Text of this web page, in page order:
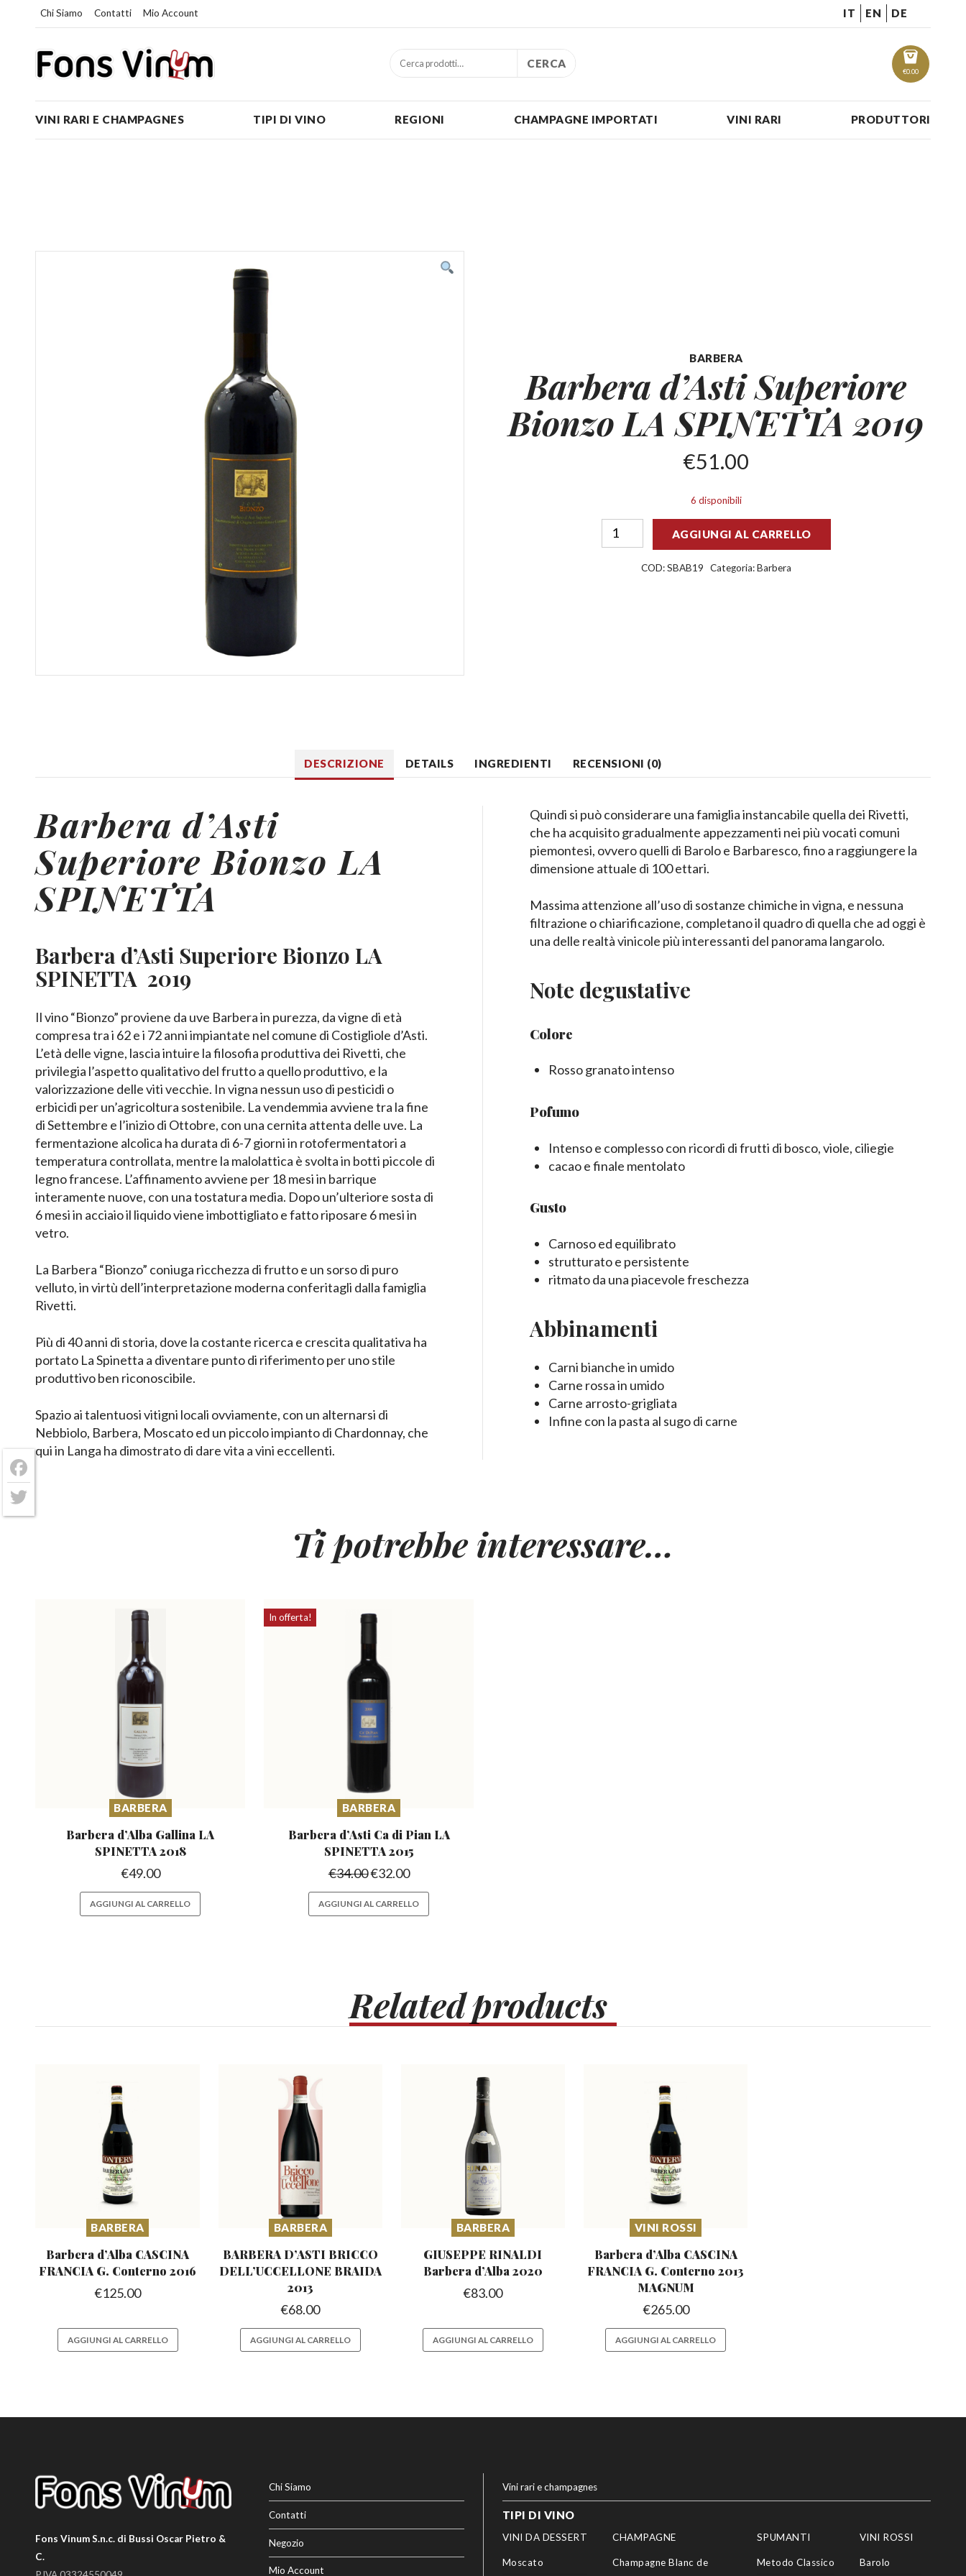
Chi Siamo Contatti Mio Account IT EN DE
€0.00
CERCA
VINI RARI E CHAMPAGNES TIPI DI VINO REGIONI CHAMPAGNE IMPORTATI VINI RARI PRODUTTORI
BARBERA
Barbera d’Asti Superiore
Bionzo LA SPINETTA 2019
€51.00
6 disponibili
AGGIUNGI AL CARRELLO
COD:SBAB19 Categoria:Barbera
DESCRIZIONE DETAILS INGREDIENTI RECENSIONI (0)
Barbera d’Asti
Superiore Bionzo LA
SPINETTA
Barbera d’Asti Superiore BionzoLA
SPINETTA 2019
Il vino “Bionzo” proviene da uve Barbera in purezza, da vigne di età
compresa tra i 62 e i 72 anni impiantate nel comune di Costigliole d’Asti.
L’età delle vigne, lascia intuire la filosofia produttiva dei Rivetti, che
privilegia l’aspetto qualitativo del frutto a quello produttivo, e la
valorizzazione delle viti vecchie. In vigna nessun uso di pesticidi o
erbicidi per un’agricoltura sostenibile. La vendemmia avviene tra la fine
di Settembre e l’inizio di Ottobre, con una cernita attenta delle uve. La
fermentazione alcolica ha durata di 6-7 giorni in rotofermentatori a
temperatura controllata, mentre la malolattica è svolta in botti piccole di
legno francese. L’affinamento avviene per 18 mesi in barrique
interamente nuove, con una tostatura media. Dopo un’ulteriore sosta di
6 mesi in acciaio il liquido viene imbottigliato e fatto riposare 6 mesi in
vetro.
La Barbera “Bionzo” coniuga ricchezza di frutto e un sorso di puro
velluto, in virtù dell’interpretazione moderna conferitagli dalla famiglia
Rivetti.
Più di 40 anni di storia, dove la costante ricerca e crescita qualitativa ha
portato La Spinetta a diventare punto di riferimento per uno stile
produttivo ben riconoscibile.
Spazio ai talentuosi vitigni locali ovviamente, con un alternarsi di
Nebbiolo, Barbera, Moscato ed un piccolo impianto di Chardonnay, che
qui in Langa ha dimostrato di dare vita a vini eccellenti.
Quindi si può considerare una famiglia instancabile quella dei Rivetti,
che ha acquisito gradualmente appezzamenti nei più vocati comuni
piemontesi, ovvero quelli di Barolo e Barbaresco, fino a raggiungere la
dimensione attuale di 100 ettari.
Massima attenzione all’uso di sostanze chimiche in vigna, e nessuna
filtrazione o chiarificazione, completano il quadro di quella che ad oggi è
una delle realtà vinicole più interessanti del panorama langarolo.
Note degustative
Colore
Rosso granato intenso
Pofumo
Intenso e complesso con ricordi di frutti di bosco, viole, ciliegie
cacao e finale mentolato
Gusto
Carnoso ed equilibrato
strutturato e persistente
ritmato da una piacevole freschezza
Abbinamenti
Carni bianche in umido
Carne rossa in umido
Carne arrosto-grigliata
Infine con la pasta al sugo di carne
Ti potrebbe interessare…
BARBERA
Barbera d’Alba Gallina LA
SPINETTA 2018
€49.00
AGGIUNGI AL CARRELLO
In offerta!
BARBERA
Barbera d’Asti Ca di Pian LA
SPINETTA 2015
€34.00€32.00
AGGIUNGI AL CARRELLO
Relatedproducts
BARBERA
Barbera d’Alba CASCINA
FRANCIA G. Conterno 2016
€125.00
AGGIUNGI AL CARRELLO
BARBERA
BARBERA D’ASTI BRICCO
DELL’UCCELLONE BRAIDA
2013
€68.00
AGGIUNGI AL CARRELLO
BARBERA
GIUSEPPE RINALDI
Barbera d’Alba 2020
€83.00
AGGIUNGI AL CARRELLO
VINI ROSSI
Barbera d’Alba CASCINA
FRANCIA G. Conterno 2013
MAGNUM
€265.00
AGGIUNGI AL CARRELLO
Fons Vinum S.n.c. di Bussi Oscar Pietro &
C.
Chi Siamo
Contatti
Negozio
Mio Account
Vini rari e champagnes
TIPI DI VINO
VINI DA DESSERT
Moscato
CHAMPAGNE
Champagne Blanc de
SPUMANTI
Metodo Classico
VINI ROSSI
Barolo
Facebook
Twitter